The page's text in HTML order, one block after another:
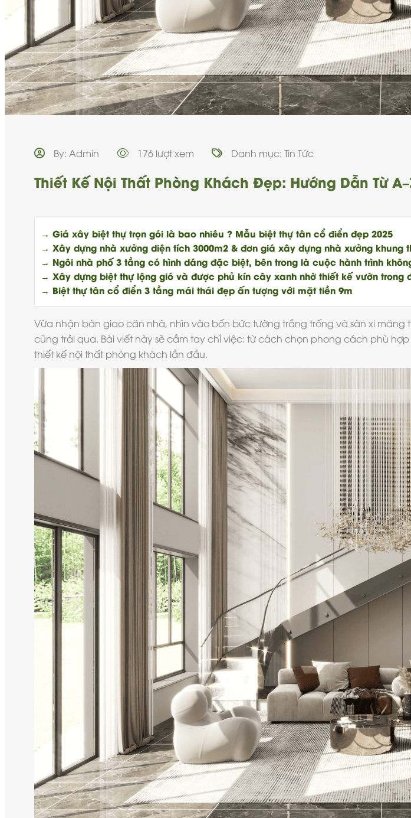
By: Admin 176 lượt xem Danh mục: Tin Tức
Thiết Kế Nội Thất Phòng Khách Đẹp: Hướng Dẫn Từ
→ Giá xây biệt thự trọn gói là bao nhiêu ? Mẫu biệt thự tân cổ điển đẹp 2025
→ Xây dựng nhà xưởng diện tích 3000m2 & đơn giá xây dựng nhà xưởng khung
→ Ngôi nhà phố 3 tầng có hình dáng đặc biệt, bên trong là cuộc hành trình
→ Xây dựng biệt thự lộng gió và được phủ kín cây xanh nhờ thiết kế vườn trong
→ Biệt thự tân cổ điển 3 tầng mái thái đẹp ấn tượng với mặt tiền 9m
Vừa nhận bàn giao căn nhà, nhìn vào bốn bức tường trắng trống và sàn xi
cũng trải qua. Bài viết này sẽ cầm tay chỉ việc: từ cách chọn phong cách phù
thiết kế nội thất phòng khách lần đầu.